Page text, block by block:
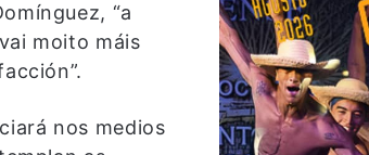
“a
moito máis
nos medios